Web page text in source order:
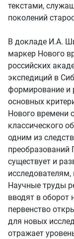
текстами,
поколений
В докладе И.А.
маркер Нового
российских
экспедиций в
формирование и
основных
Нового времени
классического
одним из
преобразований
существует и
Научные труды
вводят в оборот
первенство
для новых
отражает